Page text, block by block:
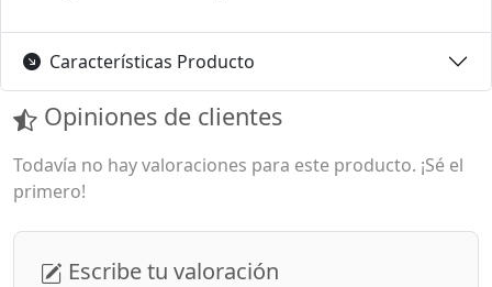
Características Producto
Opiniones de clientes
Todavía no hay valoraciones para este producto. ¡Sé el
primero!
Escribe tu valoración